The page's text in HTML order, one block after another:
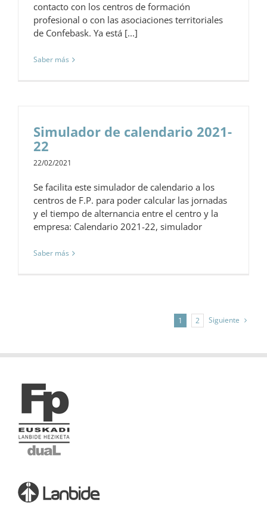
contacto con los centros de formación
profesional o con las asociaciones territoriales
de Confebask. Ya está [...]
Saber más
Simulador de calendario 2021-
22
22/02/2021
Se facilita este simulador de calendario a los
centros de F.P. para poder calcular las jornadas
y el tiempo de alternancia entre el centro y la
empresa: Calendario 2021-22, simulador
Saber más
1 2 Siguiente